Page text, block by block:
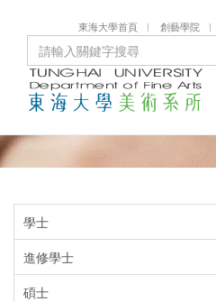
東海大學首頁 創藝學院
學士
進修學士
碩士